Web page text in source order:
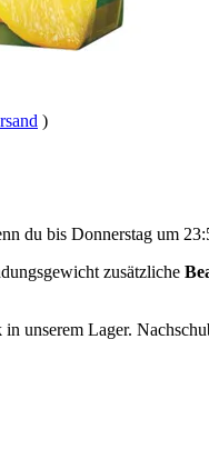
)
du bis Donnerstag um
zusätzliche
unserem Lager.